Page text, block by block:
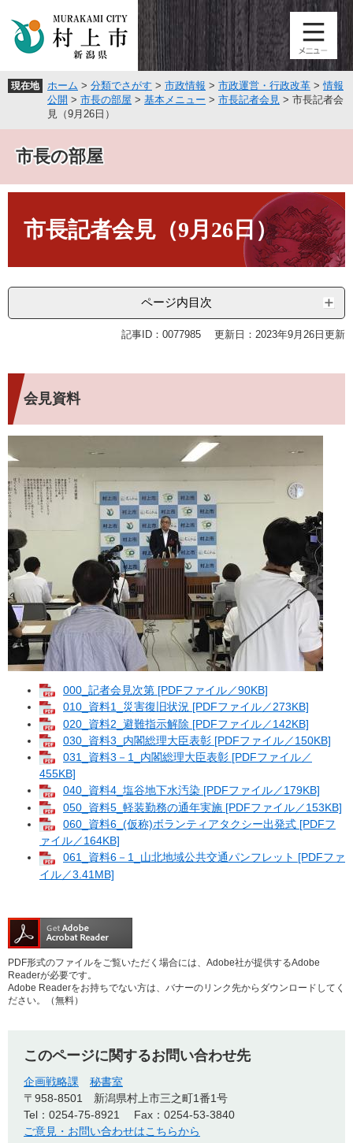
頭
飛
へ
現在地 ホーム > 分類でさがす > 市政情報 > 市政運営・行政改革 >情報
公開 > 市長の部屋 > 基本メニュー > 市長記者会見 > 市長記者会
見（9月26日）
市長の部屋
市長記者会見（9月26日）
ページ内目次
記事ID：0077985 更新日：2023年9月26日更新
会見資料
000_記者会見次第 [PDFファイル／90KB]
010_資料1_災害復旧状況 [PDFファイル／273KB]
020_資料2_避難指示解除 [PDFファイル／142KB]
030_資料3_内閣総理大臣表彰 [PDFファイル／150KB]
031_資料3－1_内閣総理大臣表彰 [PDFファイル／
455KB]
040_資料4_塩谷地下水汚染 [PDFファイル／179KB]
050_資料5_軽装勤務の通年実施 [PDFファイル／153KB]
060_資料6_(仮称)ボランティアタクシー出発式 [PDFフ
ァイル／164KB]
061_資料6－1_山北地域公共交通パンフレット [PDFファ
イル／3.41MB]
PDF形式のファイルをご覧いただく場合には、Adobe社が提供するAdobe
Readerが必要です。
Adobe Readerをお持ちでない方は、バナーのリンク先からダウンロードしてく
ださい。（無料）
このページに関するお問い合わせ先
企画戦略課
秘書室
〒958-8501
新潟県村上市三之町1番1号
Tel：0254-75-8921
Fax：0254-53-3840
ご意見・お問い合わせはこちらから